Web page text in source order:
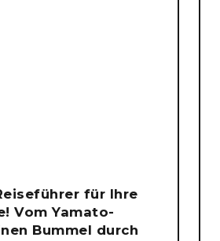
für Ihre
Vom Yamato-
Bummel durch